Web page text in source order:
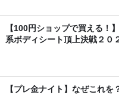
【100円ショップで買える！
系ボディシート頂上決戦２０
【プレ金ナイト】なぜこれを